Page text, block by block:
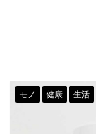
モノ 健康 生活